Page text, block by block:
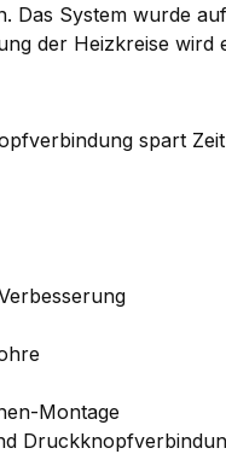
System wurde
der Heizkreise
spart
Montage